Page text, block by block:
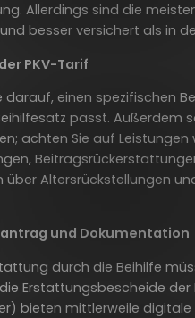
Allerdings sind die
besser versichert als in
PKV-Tarif
darauf, einen spezifischen
passt. Außerdem
achten Sie auf
über Altersrückstellungen
und Dokumentation
durch die Beihilfe
Erstattungsbescheide der
bieten mittlerweile